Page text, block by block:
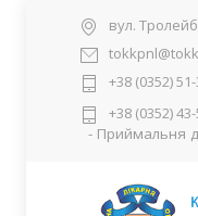
вул.
+38 (0352)
+38 (0352)
- Приймальня